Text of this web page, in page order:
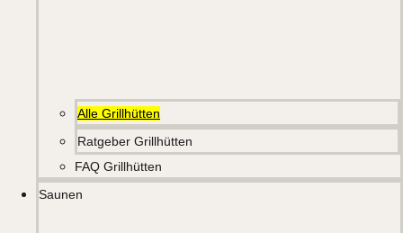
Alle Grillhütten
Ratgeber Grillhütten
FAQ Grillhütten
Saunen